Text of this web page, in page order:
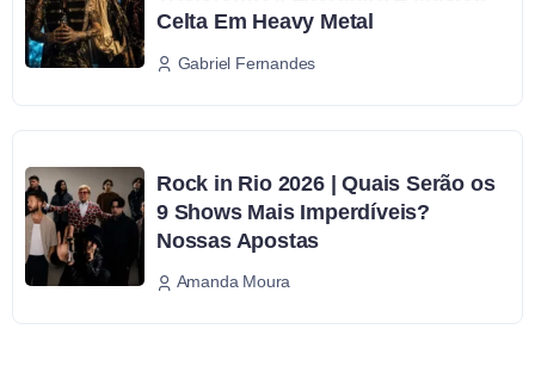
Celta Em Heavy Metal
Gabriel Fernandes
Rock in Rio 2026 | Quais Serão os
9 Shows Mais Imperdíveis?
Nossas Apostas
Amanda Moura